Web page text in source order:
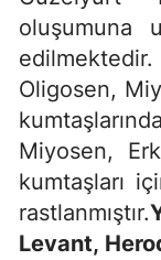
oluşumuna
Oligosen,
Miyosen,
kumtaşları
rastlanmıştır.
Levant,